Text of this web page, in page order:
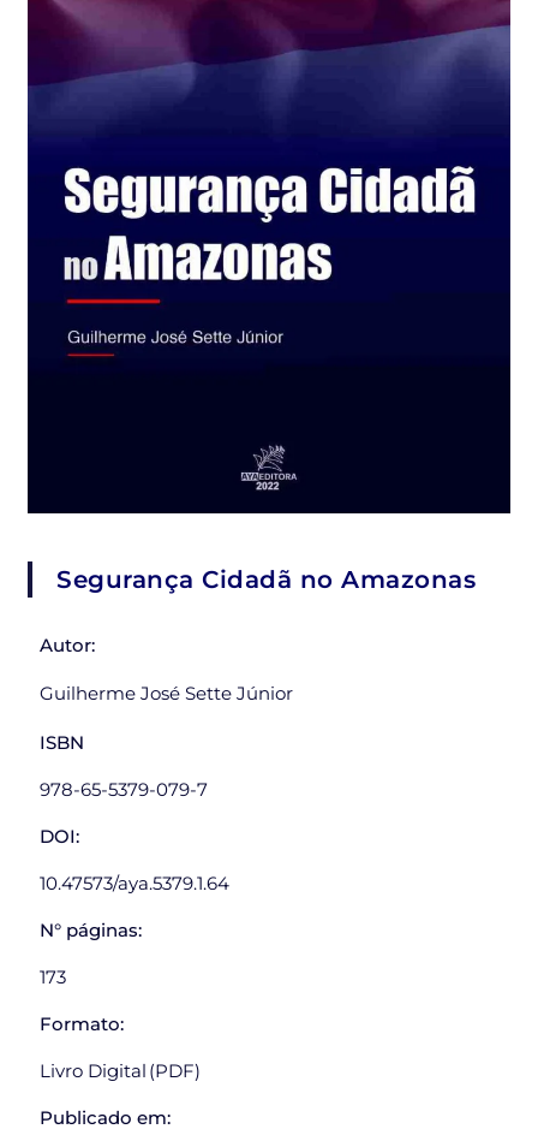
Segurança Cidadã no Amazonas
Autor:
Guilherme José Sette Júnior
ISBN
978-65-5379-079-7
DOI:
10.47573/aya.5379.1.64
N° páginas:
173
Formato:
Livro Digital (PDF)
Publicado em: